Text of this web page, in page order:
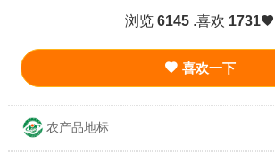
浏览 6145 .喜欢 1731
喜欢一下
农产品地标